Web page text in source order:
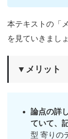
本テキストの「
を見ていきましょ
▼メリット
論点の詳
ていて、
型 寄りの